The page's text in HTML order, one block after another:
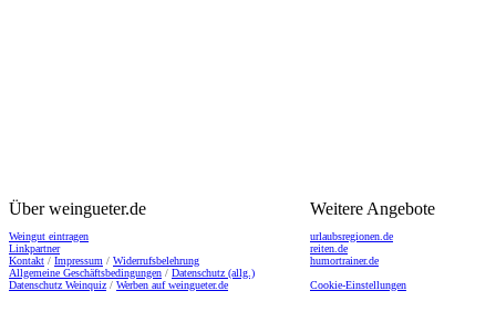
Über weingueter.de
Weingut eintragen
Linkpartner
Kontakt / Impressum / Widerrufsbelehrung
Allgemeine Geschäftsbedingungen / Datenschutz (allg.)
Datenschutz Weinquiz / Werben auf weingueter.de
Weitere Angebote
urlaubsregionen.de
reiten.de
humortrainer.de
Cookie-Einstellungen